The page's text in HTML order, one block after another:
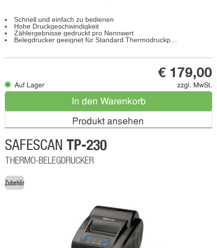
Schnell und einfach zu bedienen
Hohe Druckgeschwindigkeit
Zählergebnisse gedruckt pro Nennwert
Belegdrucker geeignet für Standard Thermodruckpapier
Auf Lager
€ 179,00
zzgl. MwSt.
In den Warenkorb
Produkt ansehen
SAFESCAN TP-230
THERMO-BELEGDRUCKER
Zubehör